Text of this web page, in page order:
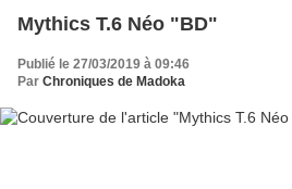
Mythics T.6 Néo "BD"
Publié le 27/03/2019 à 09:46
Par Chroniques de Madoka